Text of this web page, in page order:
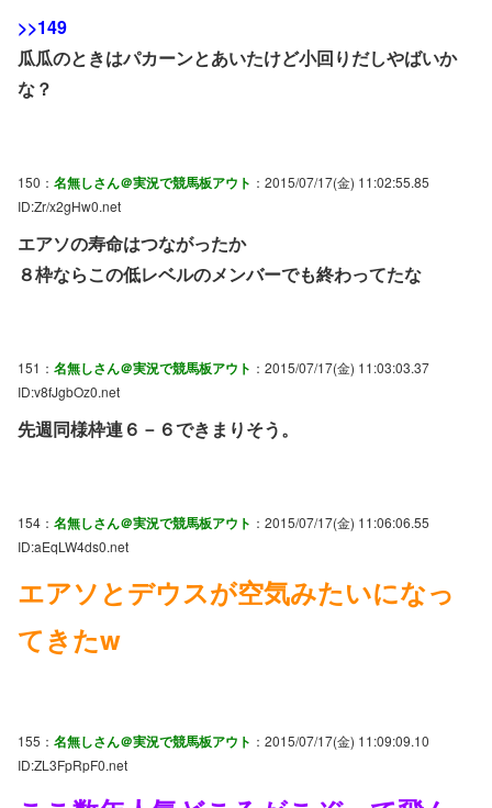
>>149
瓜瓜のときはパカーンとあいたけど小回りだしやばいか
な？
150： 名無しさん＠実況で競馬板アウト ：2015/07/17(金) 11:02:55.85
ID:Zr/x2gHw0.net
エアソの寿命はつながったか
８枠ならこの低レベルのメンバーでも終わってたな
151： 名無しさん＠実況で競馬板アウト ：2015/07/17(金) 11:03:03.37
ID:v8fJgbOz0.net
先週同様枠連６－６できまりそう。
154： 名無しさん＠実況で競馬板アウト ：2015/07/17(金) 11:06:06.55
ID:aEqLW4ds0.net
エアソとデウスが空気みたいになっ
てきたw
155： 名無しさん＠実況で競馬板アウト ：2015/07/17(金) 11:09:09.10
ID:ZL3FpRpF0.net